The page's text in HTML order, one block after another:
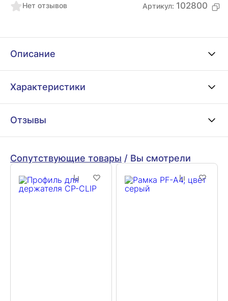
Нет отзывов Артикул: 102800
Описание
Характеристики
Отзывы
Сопутствующие товары / Вы смотрели